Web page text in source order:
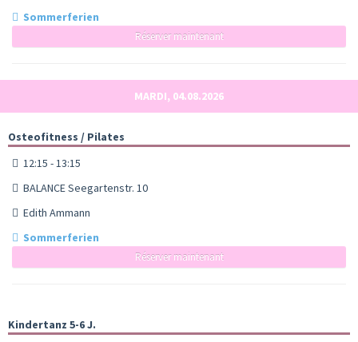
Sommerferien
Réserver maintenant
MARDI, 04.08.2026
Osteofitness / Pilates
12:15 - 13:15
BALANCE Seegartenstr. 10
Edith Ammann
Sommerferien
Réserver maintenant
Kindertanz 5-6 J.